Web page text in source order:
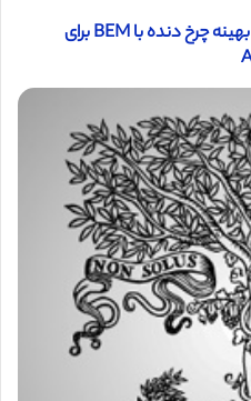
دانلود رایگان ترجمه مقاله هندسه بهینه چرخ دنده با BEM برای